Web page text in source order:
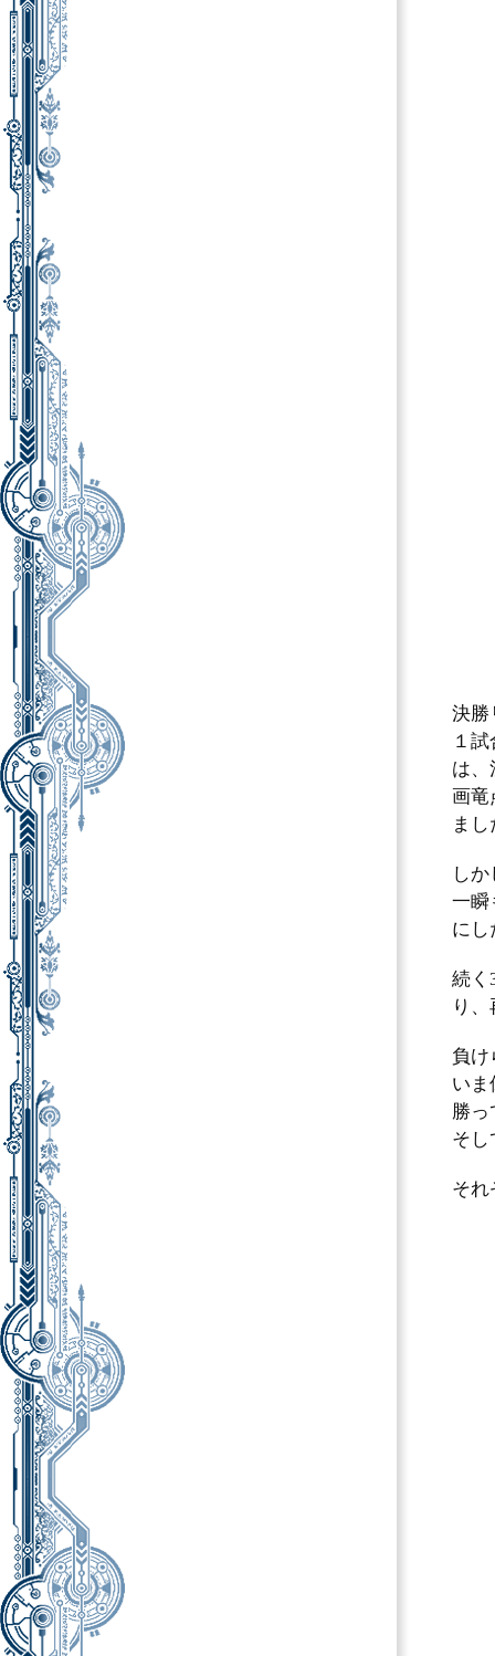
決勝
１
は、
画竜
ま
し
一瞬
にし
続く
り
負け
いま
勝っ
そ
それ